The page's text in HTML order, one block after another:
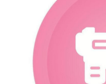
Videos
Motion graphics
Immagini Editoriali
Eventi Editoriali